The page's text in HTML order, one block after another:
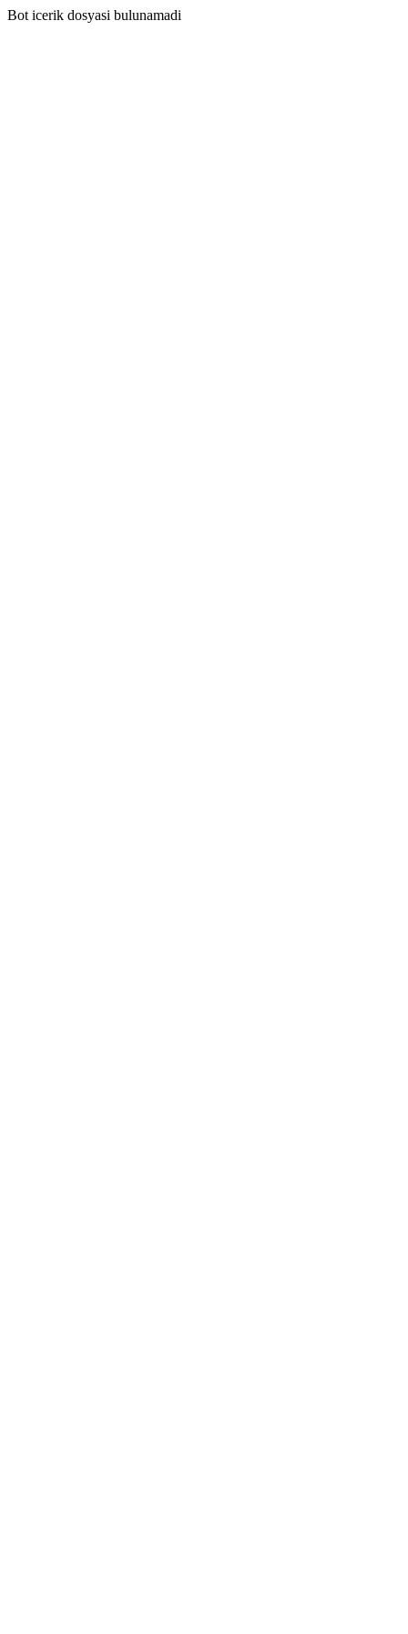
Bot icerik dosyasi bulunamadi